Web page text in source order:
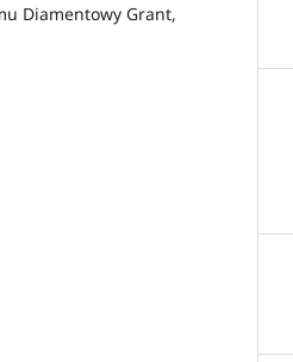
Diamentowy Grant,